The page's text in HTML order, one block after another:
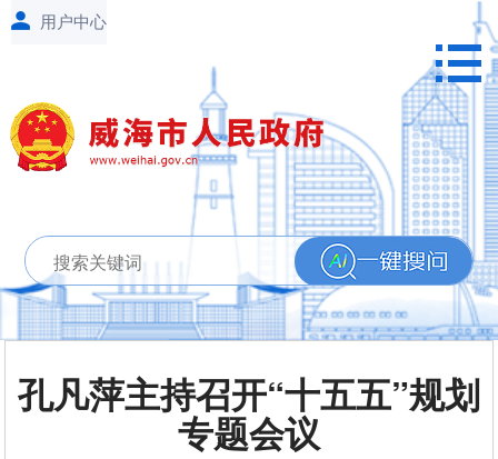
孔凡萍主持召开“十五五”规划
专题会议